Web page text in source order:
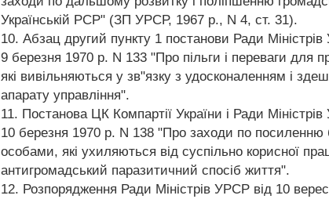
Українській РСР" (ЗП УРСР, 1967 р., N 4, ст. 31).
10. Абзац другий пункту 1 постанови Ради
9 березня 1970 р. N 133 "Про пільги і переваги для
які вивільняються у зв"язку з удосконаленням і
апарату управління".
11. Постанова ЦК Компартії України і Ради
10 березня 1970 р. N 138 "Про заходи по посиленню
особами, які ухиляються від суспільно корисної
антигромадський паразитичний спосіб життя".
12. Розпорядження Ради Міністрів УРСР від 10